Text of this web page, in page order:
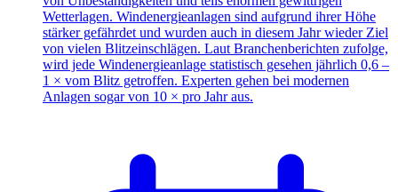
Wetterlagen. Windenergieanlagen sind aufgrund ihrer Höhe
stärker gefährdet und wurden auch in diesem Jahr wieder Ziel
von vielen Blitzeinschlägen. Laut Branchenberichten zufolge,
wird jede Windenergieanlage statistisch gesehen jährlich 0,6 –
1 × vom Blitz getroffen. Experten gehen bei modernen
Anlagen sogar von 10 × pro Jahr aus.